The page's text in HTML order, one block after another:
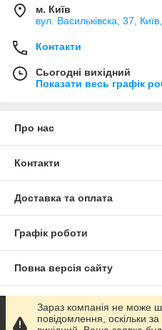
м. Київ
вул. Васильківска, 37,
Контакти
Сьогодні вихідний
Показати весь графік
Про нас
Контакти
Доставка та оплата
Графік роботи
Повна версія сайту
Сайт створено на
Зараз компанія не може
повідомлення, оскільки